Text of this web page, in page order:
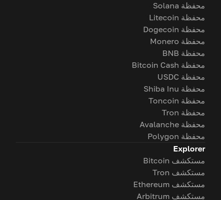
محفظة Solana
محفظة Litecoin
محفظة Dogecoin
محفظة Monero
محفظة BNB
محفظة Bitcoin Cash
محفظة USDC
محفظة Shiba Inu
محفظة Toncoin
محفظة Tron
محفظة Avalanche
محفظة Polygon
Explorer
مستكشف Bitcoin
مستكشف Tron
مستكشف Ethereum
مستكشف Arbitrum